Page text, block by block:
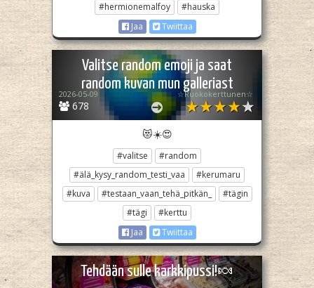
#hermionemalfoy
#hauska
Jaa
Twiittaa
Valitse random emoji ja saat
random kuvan mun galleriast
678
2026-05-09 ☆Ruokokerttunen☆
😻☀️😍
#valitse
#random
#älä_kysy_random_testi_vaa
#kerumaru
#kuva
#testaan_vaan_tehä_pitkän_
#tägin
#tägi
#kerttu
Jaa
Twiittaa
Tehdään sulle karkkipussi!🍬